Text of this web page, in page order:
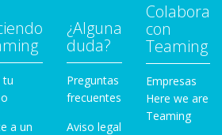
tu
a un
¿Alguna
duda?
Preguntas
frecuentes
Aviso legal
Colabora
con
Teaming
Empresas
Here we are
Teaming